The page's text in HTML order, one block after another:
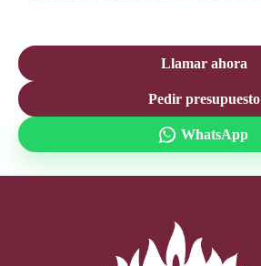
Llamar ahora
Pedir presupuesto
WhatsApp